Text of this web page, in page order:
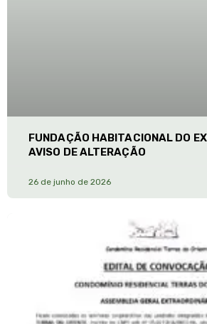
FUNDAÇÃO HABITACIONAL DO
AVISO DE ALTERAÇÃO
26 de junho de 2026